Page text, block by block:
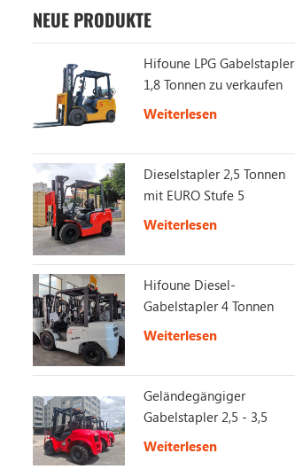
NEUE PRODUKTE
Hifoune LPG Gabelstapler
1,8 Tonnen zu verkaufen
Weiterlesen
Dieselstapler 2,5 Tonnen
mit EURO Stufe 5
Weiterlesen
Hifoune Diesel-
Gabelstapler 4 Tonnen
mit KUBOTA-Motor
Weiterlesen
Geländegängiger
Gabelstapler 2,5 - 3,5
Tonnen 4X4 2WD/4WD
Weiterlesen